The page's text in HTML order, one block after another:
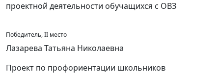
проектной деятельности обучащихся с ОВЗ
Победитель, II место
Лазарева Татьяна Николаевна
Проект по профориентации школьников